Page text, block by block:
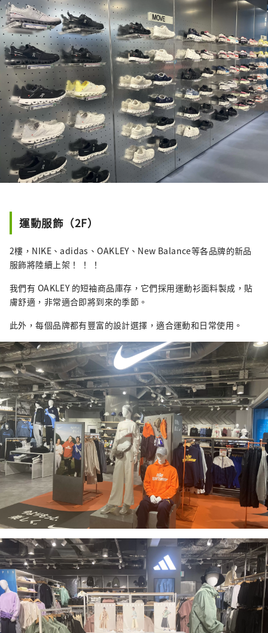
運動服飾（2F）
2樓，NIKE、adidas、OAKLEY、New Balance等各品牌的新品
服飾將陸續上架！ ！ ！
我們有 OAKLEY 的短袖商品庫存，它們採用運動衫面料製成，貼
膚舒適，非常適合即將到來的季節。
此外，每個品牌都有豐富的設計選擇，適合運動和日常使用。